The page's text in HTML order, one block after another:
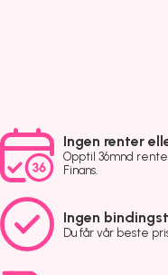
Ingen renter
Opptil 36mnd
Finans.
Ingen
Du får vår beste